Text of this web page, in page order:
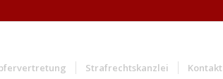
Strafrechtskanzlei Kontakt